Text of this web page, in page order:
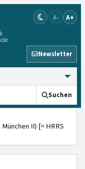
A- A+
Newsletter
Suchen
II) [= HRRS